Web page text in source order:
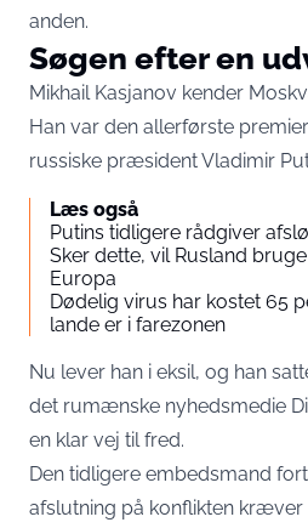
anden.
Søgen efter en
Mikhail Kasjanov kender
Han var den allerførste
russiske præsident Vladimir
Læs også
Putins tidligere rådgiver
Sker dette, vil Rusland
Europa
Dødelig virus har kostet 65
lande er i farezonen
Nu lever han i eksil, og han
det rumænske nyhedsmedie
en klar vej til fred.
Den tidligere embedsmand
afslutning på konflikten kræver